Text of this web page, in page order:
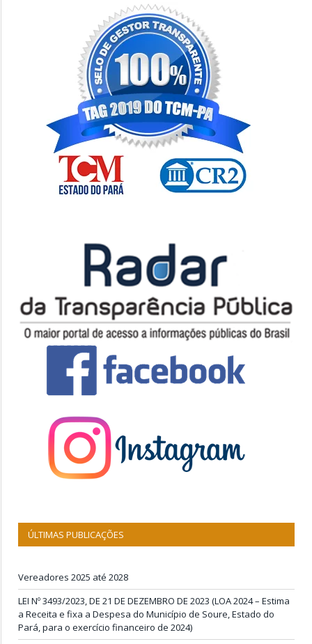
ÚLTIMAS PUBLICAÇÕES
Vereadores 2025 até 2028
LEI Nº 3493/2023, DE 21 DE DEZEMBRO DE 2023 (LOA 2024 – Estima
a Receita e fixa a Despesa do Município de Soure, Estado do
Pará, para o exercício financeiro de 2024)